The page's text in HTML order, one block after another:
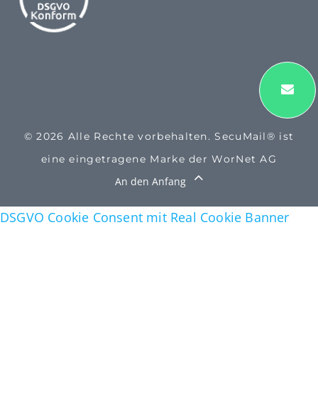
© 2026 Alle Rechte vorbehalten. SecuMail® ist
eine eingetragene Marke der WorNet AG
An den Anfang
DSGVO Cookie Consent mit Real Cookie Banner